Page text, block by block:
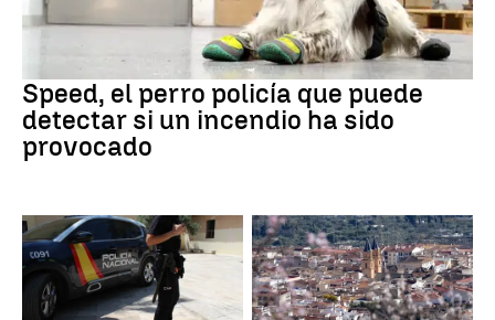
Speed, el perro policía que puede
detectar si un incendio ha sido
provocado